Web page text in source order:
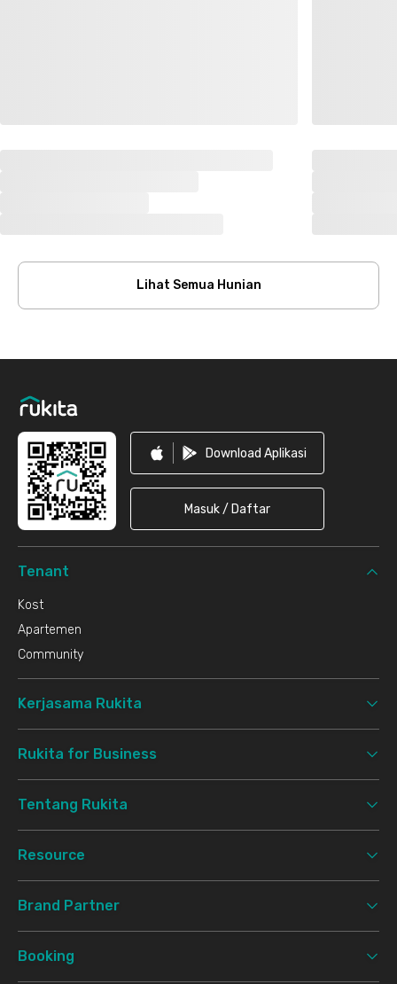
Lihat Semua Hunian
Download Aplikasi
Masuk / Daftar
Tenant
Kost
Apartemen
Community
Kerjasama Rukita
Rukita for Business
Tentang Rukita
Resource
Brand Partner
Booking